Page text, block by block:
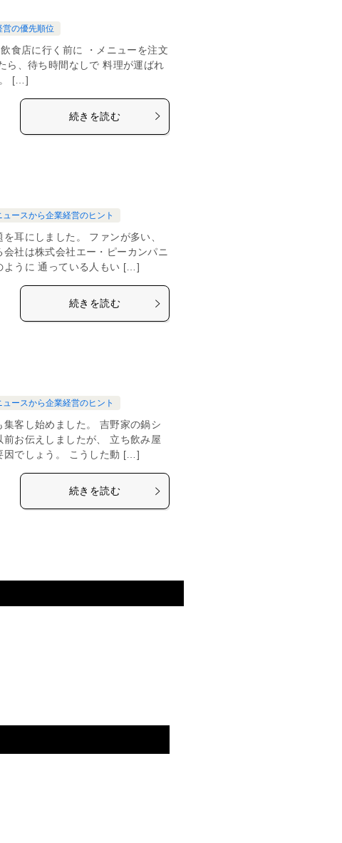
営の優先順位
食店に行く前に ・メニューを注文
ら、待ち時間なしで 料理が運ばれ
。 […]
続きを読む
ュースから企業経営のヒント
耳にしました。 ファンが多い、
社は株式会社エー・ピーカンパニ
ように 通っている人もい […]
続きを読む
ュースから企業経営のヒント
客し始めました。 吉野家の鍋シ
お伝えしましたが、 立ち飲み屋
因でしょう。 こうした動 […]
続きを読む